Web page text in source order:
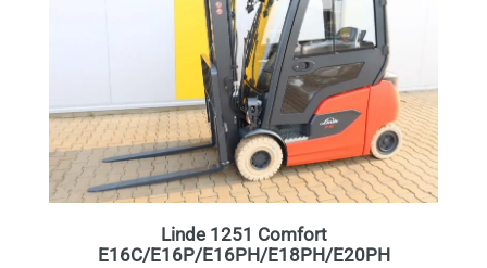
Linde 1251 Comfort
E16C/E16P/E16PH/E18PH/E20PH